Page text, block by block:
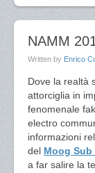
NAMM
Written by Enrico
Dove la realtà
attorciglia in
fenomenale
electro
informazioni
del Moog Sub
a far salire la